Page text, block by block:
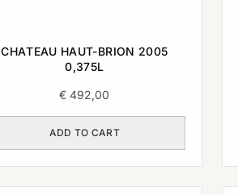
CHATEAU HAUT-BRION 2005
0,375L
€ 492,00
ADD TO CART